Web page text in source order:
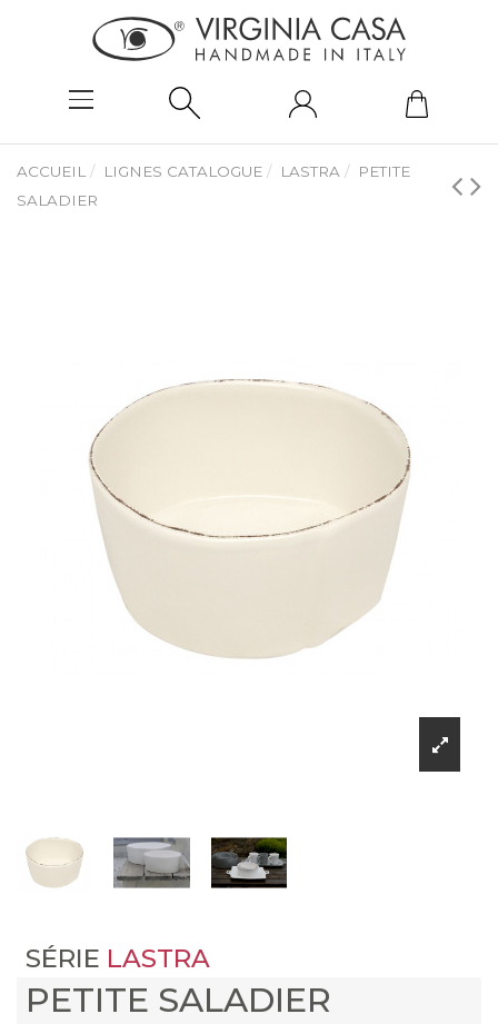
ACCUEIL LIGNES CATALOGUE LASTRA
PETITE
SALADIER
SÉRIE LASTRA
PETITE SALADIER